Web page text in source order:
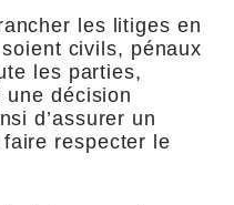
les litiges en
civils, pénaux
les parties,
décision
d’assurer un
respecter le